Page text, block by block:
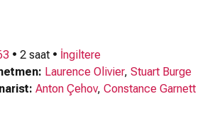
• 2 saat • İngiltere
Laurence Olivier, Stuart Burge
Anton Çehov, Constance Garnett